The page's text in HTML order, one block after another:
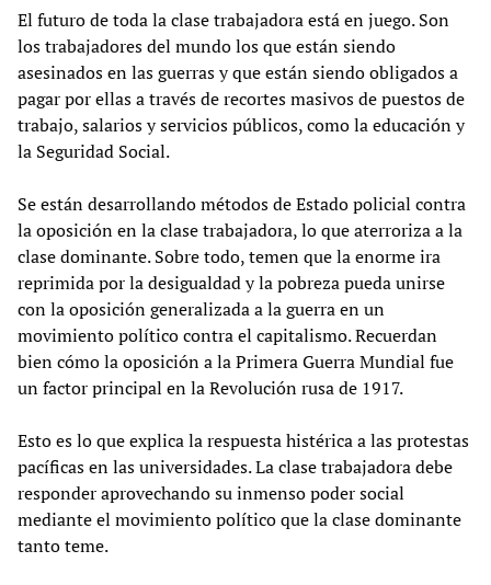
El futuro de toda la clase trabajadora está en juego. Son
los trabajadores del mundo los que están siendo
asesinados en las guerras y que están siendo obligados a
pagar por ellas a través de recortes masivos de puestos de
trabajo, salarios y servicios públicos, como la educación y
la Seguridad Social.
Se están desarrollando métodos de Estado policial contra
la oposición en la clase trabajadora, lo que aterroriza a la
clase dominante. Sobre todo, temen que la enorme ira
reprimida por la desigualdad y la pobreza pueda unirse
con la oposición generalizada a la guerra en un
movimiento político contra el capitalismo. Recuerdan
bien cómo la oposición a la Primera Guerra Mundial fue
un factor principal en la Revolución rusa de 1917.
Esto es lo que explica la respuesta histérica a las protestas
pacíficas en las universidades. La clase trabajadora debe
responder aprovechando su inmenso poder social
mediante el movimiento político que la clase dominante
tanto teme.